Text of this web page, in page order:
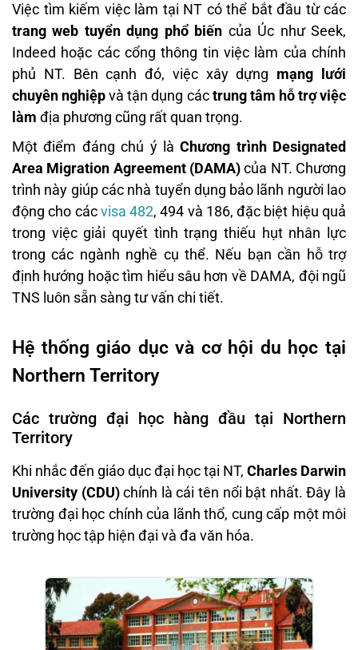
Việc tìm kiếm việc làm tại NT có thể bắt đầu từ các
trang web tuyển dụng phổ biến của Úc như Seek,
Indeed hoặc các cổng thông tin việc làm của chính
phủ NT. Bên cạnh đó, việc xây dựng mạng lưới
chuyên nghiệpvà tận dụng cáctrung tâm hỗ trợ việc
làm địa phương cũng rất quan trọng.
Một điểm đáng chú ý làChương trình Designated
Area Migration Agreement (DAMA)của NT. Chương
trình này giúp các nhà tuyển dụng bảo lãnh người lao
động cho cácvisa 482, 494 và 186, đặc biệt hiệu quả
trong việc giải quyết tình trạng thiếu hụt nhân lực
trong các ngành nghề cụ thể. Nếu bạn cần hỗ trợ
định hướng hoặc tìm hiểu sâu hơn về DAMA, đội ngũ
TNS luôn sẵn sàng tư vấn chi tiết.
Hệ thống giáo dục và cơ hội du học tại
Northern Territory
Các trường đại học hàng đầu tại Northern
Territory
Khi nhắc đến giáo dục đại học tại NT, Charles Darwin
University (CDU)chính là cái tên nổi bật nhất. Đây là
trường đại học chính của lãnh thổ, cung cấp một môi
trường học tập hiện đại và đa văn hóa.